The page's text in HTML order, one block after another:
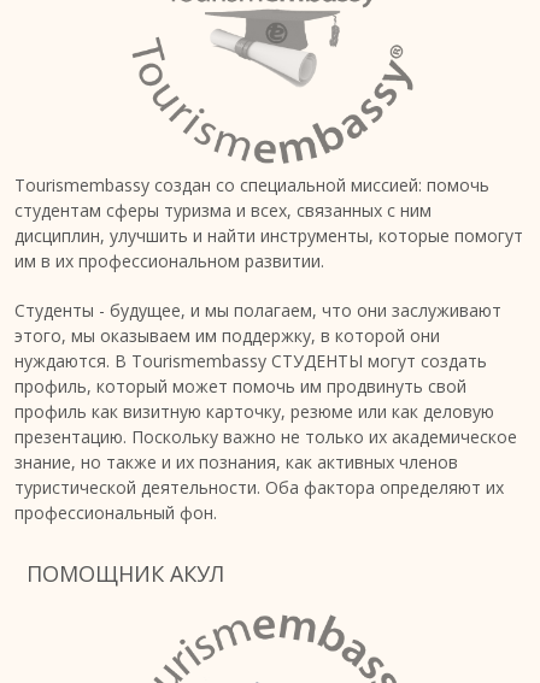
Tourismembassy создан со специальной миссией: помочь
студентам сферы туризма и всех, связанных с ним
дисциплин, улучшить и найти инструменты, которые помогут
им в их профессиональном развитии.
Студенты - будущее, и мы полагаем, что они заслуживают
этого, мы оказываем им поддержку, в которой они
нуждаются. В Tourismembassy СТУДЕНТЫ могут создать
профиль, который может помочь им продвинуть свой
профиль как визитную карточку, резюме или как деловую
презентацию. Поскольку важно не только их академическое
знание, но также и их познания, как активных членов
туристической деятельности. Оба фактора определяют их
профессиональный фон.
ПОМОЩНИК АКУЛ